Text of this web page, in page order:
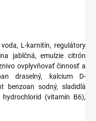
voda, L-karnitín, regulátory
jablčná, emulzie citrón
ovplyvňovať činnosť a
draselný, kalcium D-
benzoan sodný, sladidlá
(vitamín B6),